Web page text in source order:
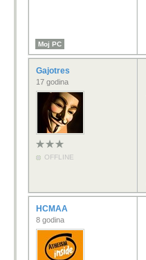
Moj PC
Gajotres
17 godina
OFFLINE
HCMAA
8 godina